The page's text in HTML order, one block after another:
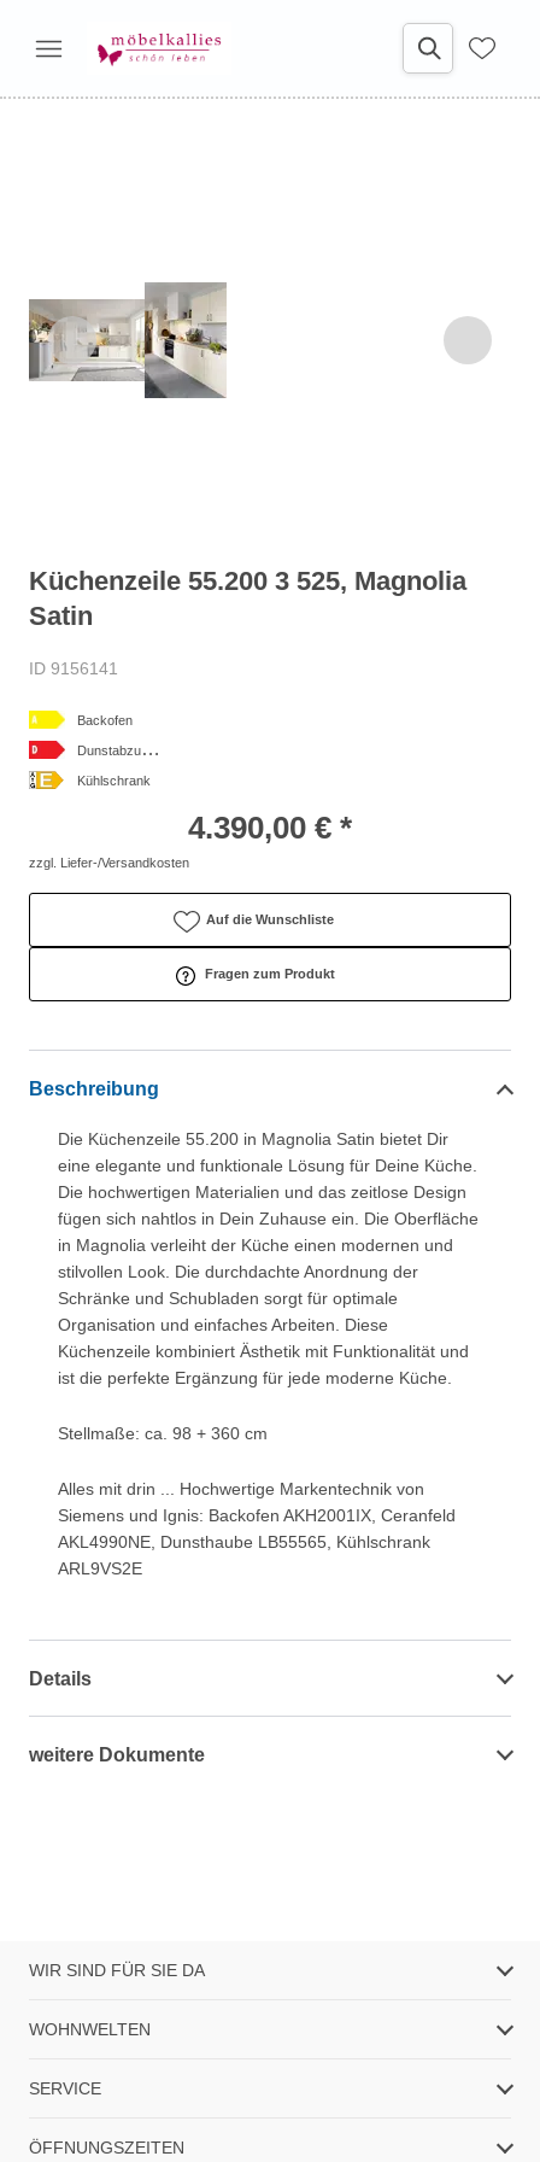
Küchenzeile 55.200 3 525, Magnolia
Satin
ID 9156141
Backofen
D
unstabzugshaube
Kühlschrank
4.390,00 € *
zzgl. Liefer-/Versandkosten
Auf die Wunschliste
Fragen zum Produkt
Beschreibung
Die Küchenzeile 55.200 in Magnolia Satin bietet Dir
eine elegante und funktionale Lösung für Deine Küche.
Die hochwertigen Materialien und das zeitlose Design
fügen sich nahtlos in Dein Zuhause ein. Die Oberfläche
in Magnolia verleiht der Küche einen modernen und
stilvollen Look. Die durchdachte Anordnung der
Schränke und Schubladen sorgt für optimale
Organisation und einfaches Arbeiten. Diese
Küchenzeile kombiniert Ästhetik mit Funktionalität und
ist die perfekte Ergänzung für jede moderne Küche.
Stellmaße: ca. 98 + 360 cm
Alles mit drin ... Hochwertige Markentechnik von
Siemens und Ignis: Backofen AKH2001IX, Ceranfeld
AKL4990NE, Dunsthaube LB55565, Kühlschrank
ARL9VS2E
Details
weitere Dokumente
WIR SIND FÜR SIE DA
WOHNWELTEN
SERVICE
ÖFFNUNGSZEITEN